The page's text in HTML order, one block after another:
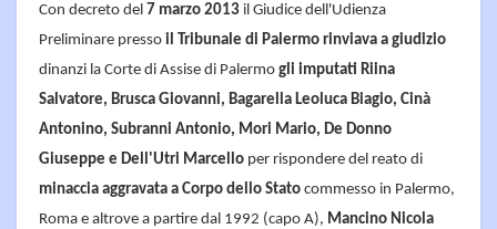
Con decreto del 7 marzo 2013 il Giudice dell'Udienza
Preliminare presso il Tribunale di Palermo rinviava a giudizio
dinanzi la Corte di Assise di Palermo gli imputati Riina
Salvatore, Brusca Giovanni, Bagarella Leoluca Biagio, Cinà
Antonino, Subranni Antonio, Mori Mario, De Donno
Giuseppe e Dell'Utri Marcello per rispondere del reato di
minaccia aggravata a Corpo dello Stato commesso in Palermo,
Roma e altrove a partire dal 1992 (capo A), Mancino Nicola